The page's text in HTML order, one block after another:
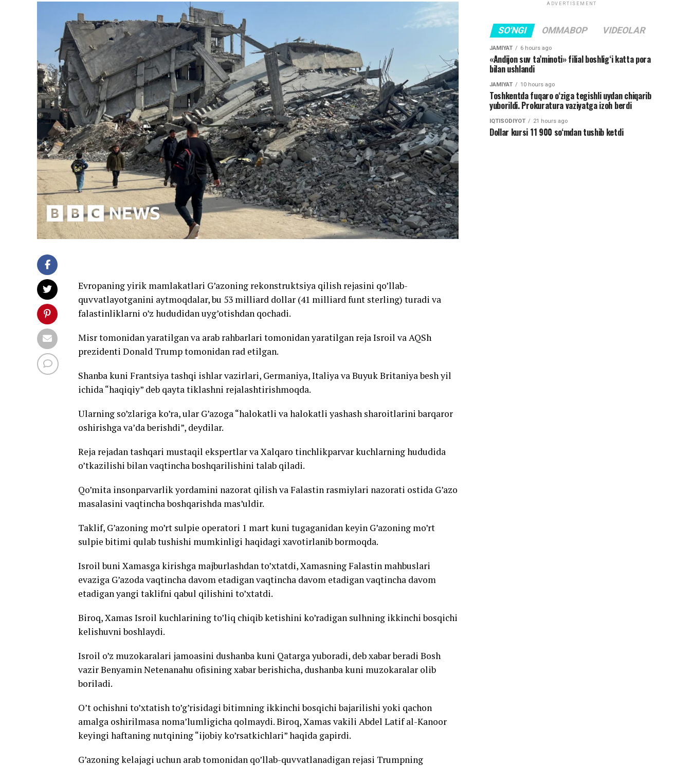
Evropaning yirik mamlakatlari G’azoning rekonstruktsiya qilish rejasini qo’llab-
quvvatlayotganini aytmoqdalar, bu 53 milliard dollar (41 milliard funt sterling) turadi va
falastinliklarni o’z hududidan uyg’otishdan qochadi.
Misr tomonidan yaratilgan va arab rahbarlari tomonidan yaratilgan reja Isroil va AQSh
prezidenti Donald Trump tomonidan rad etilgan.
Shanba kuni Frantsiya tashqi ishlar vazirlari, Germaniya, Italiya va Buyuk Britaniya besh yil
ichida “haqiqiy” deb qayta tiklashni rejalashtirishmoqda.
Ularning so’zlariga ko’ra, ular G’azoga “halokatli va halokatli yashash sharoitlarini barqaror
oshirishga va’da berishdi”, deydilar.
Reja rejadan tashqari mustaqil ekspertlar va Xalqaro tinchlikparvar kuchlarning hududida
o’tkazilishi bilan vaqtincha boshqarilishini talab qiladi.
Qo’mita insonparvarlik yordamini nazorat qilish va Falastin rasmiylari nazorati ostida G’azo
masalasini vaqtincha boshqarishda mas’uldir.
Taklif, G’azoning mo’rt sulpie operatori 1 mart kuni tugaganidan keyin G’azoning mo’rt
sulpie bitimi qulab tushishi mumkinligi haqidagi xavotirlanib bormoqda.
Isroil buni Xamasga kirishga majburlashdan to’xtatdi, Xamasning Falastin mahbuslari
evaziga G’azoda vaqtincha davom etadigan vaqtincha davom etadigan vaqtincha davom
etadigan yangi taklifni qabul qilishini to’xtatdi.
Biroq, Xamas Isroil kuchlarining to’liq chiqib ketishini ko’radigan sulhning ikkinchi bosqichi
kelishuvni boshlaydi.
Isroil o’z muzokaralari jamoasini dushanba kuni Qatarga yuboradi, deb xabar beradi Bosh
vazir Benyamin Netenanahu ofisining xabar berishicha, dushanba kuni muzokaralar olib
boriladi.
O’t ochishni to’xtatish to’g’risidagi bitimning ikkinchi bosqichi bajarilishi yoki qachon
amalga oshirilmasa noma’lumligicha qolmaydi. Biroq, Xamas vakili Abdel Latif al-Kanoor
keyingi haftaning nutqining “ijobiy ko’rsatkichlari” haqida gapirdi.
G’azoning kelajagi uchun arab tomonidan qo’llab-quvvatlanadigan rejasi Trumpning
ADVERTISEMENT
SO'NGI OMMABOP VIDEOLAR
JAMIYAT 6 hours ago
«Andijon suv ta’minoti» filial boshlig‘i katta pora
bilan ushlandi
JAMIYAT 10 hours ago
Toshkentda fuqaro o‘ziga tegishli uydan chiqarib
yuborildi. Prokuratura vaziyatga izoh berdi
IQTISODIYOT 21 hours ago
Dollar kursi 11 900 so‘mdan tushib ketdi